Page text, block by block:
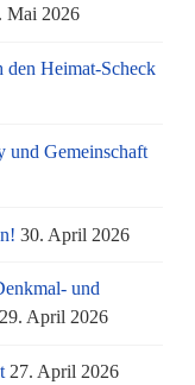
Mai 2026
den Heimat-Scheck
und Gemeinschaft
30. April 2026
und
29. April 2026
27. April 2026